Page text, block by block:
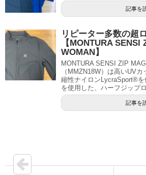
記事を
リピーター多数の超
【MONTURA SENSI
WOMAN】
MONTURA SENSI ZIP
（MMZN18W）は高いUV
縮性ナイロンLycraSport®
を使用した、ハーフジップ
記事を